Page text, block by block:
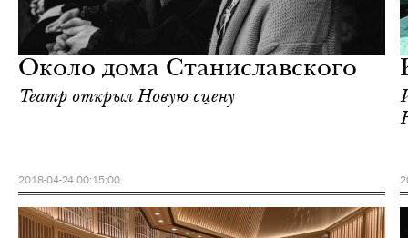
Около дома Станиславского
Театр открыл Новую сцену
2018-04-24 00:15:00